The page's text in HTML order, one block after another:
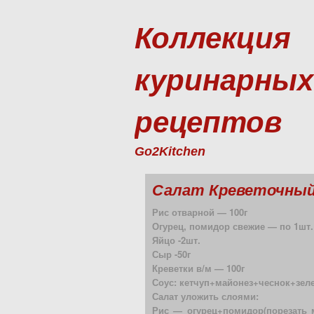
Коллекция
куринарных
рецептов
Go2Kitchen
Салат
Рис отварной — 100г
Огурец, помидор свежие — по 1шт.
Яйцо -2шт.
Сыр -50г
Креветки в/м — 100г
Соус:
Салат уложить слоями:
Рис —